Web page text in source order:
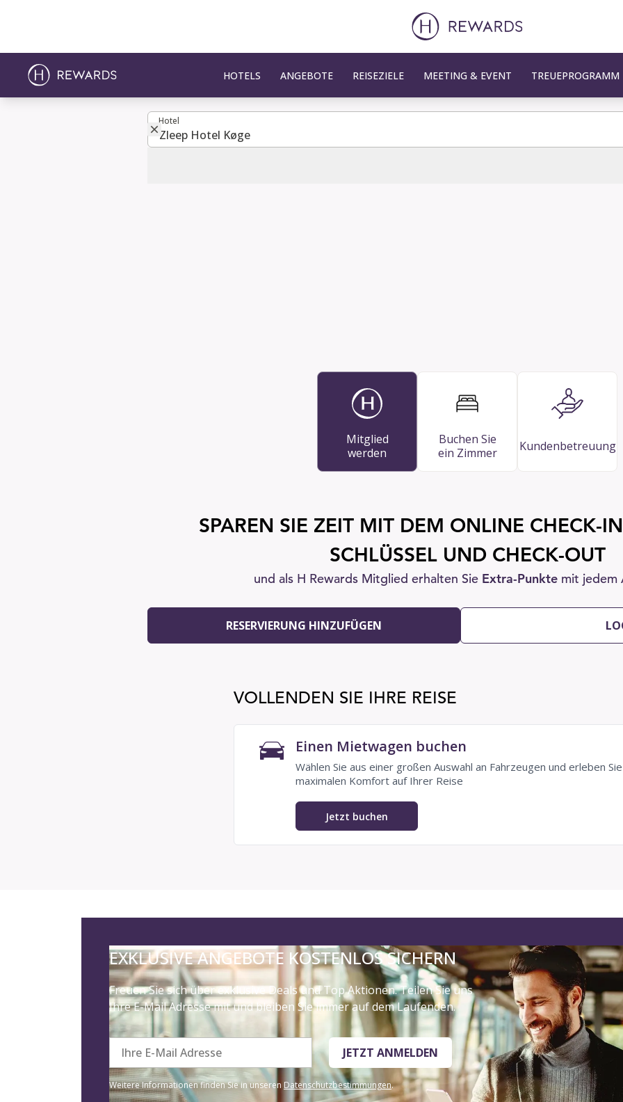
HOTELS ANGEBOTE REISEZIELE MEETING & EVENT TREUEPROGRAMM
Hotel
Hotel
Mitglied
werden
Buchen Sie
ein Zimmer
Kundenbetreuung
SPAREN SIE ZEIT MIT DEM ONLINE CHECK-
SCHLÜSSEL UND CHECK-OUT
und als H Rewards Mitglied erhalten Sie Extra-Punkte mit jedem
RESERVIERUNG HINZUFÜGEN
VOLLENDEN SIE IHRE REISE
Einen Mietwagen buchen
Wählen Sie aus einer großen Auswahl an Fahrzeugen und erleben Sie
maximalen Komfort auf Ihrer Reise
Jetzt buchen
EXKLUSIVE ANGEBOTE KOSTENLOS SICHERN
Freuen Sie sich über exklusive Deals und Top Aktionen. Teilen Sie uns
Ihre E-Mail Adresse mit und bleiben Sie immer auf dem Laufenden.
Ihre E-Mail Adresse JETZT ANMELDEN
Weitere Informationen finden Sie in unseren Datenschutzbestimmungen.